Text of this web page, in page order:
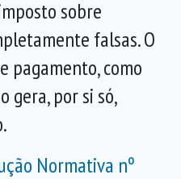
sobre
falsas. O
pagamento, como
gera, por si só,
Normativa nº